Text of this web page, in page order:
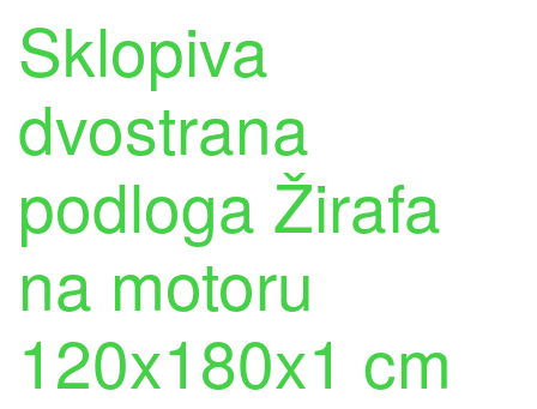
Sklopiva
dvostrana
podloga Žirafa
na motoru
120x180x1 cm